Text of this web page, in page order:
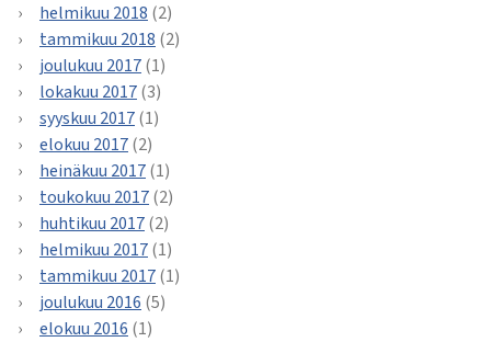
helmikuu 2018 (2)
tammikuu 2018 (2)
joulukuu 2017(1)
lokakuu 2017(3)
syyskuu 2017(1)
elokuu 2017(2)
heinäkuu 2017(1)
toukokuu 2017(2)
huhtikuu 2017(2)
helmikuu 2017(1)
tammikuu 2017(1)
joulukuu 2016 (5)
elokuu 2016 (1)